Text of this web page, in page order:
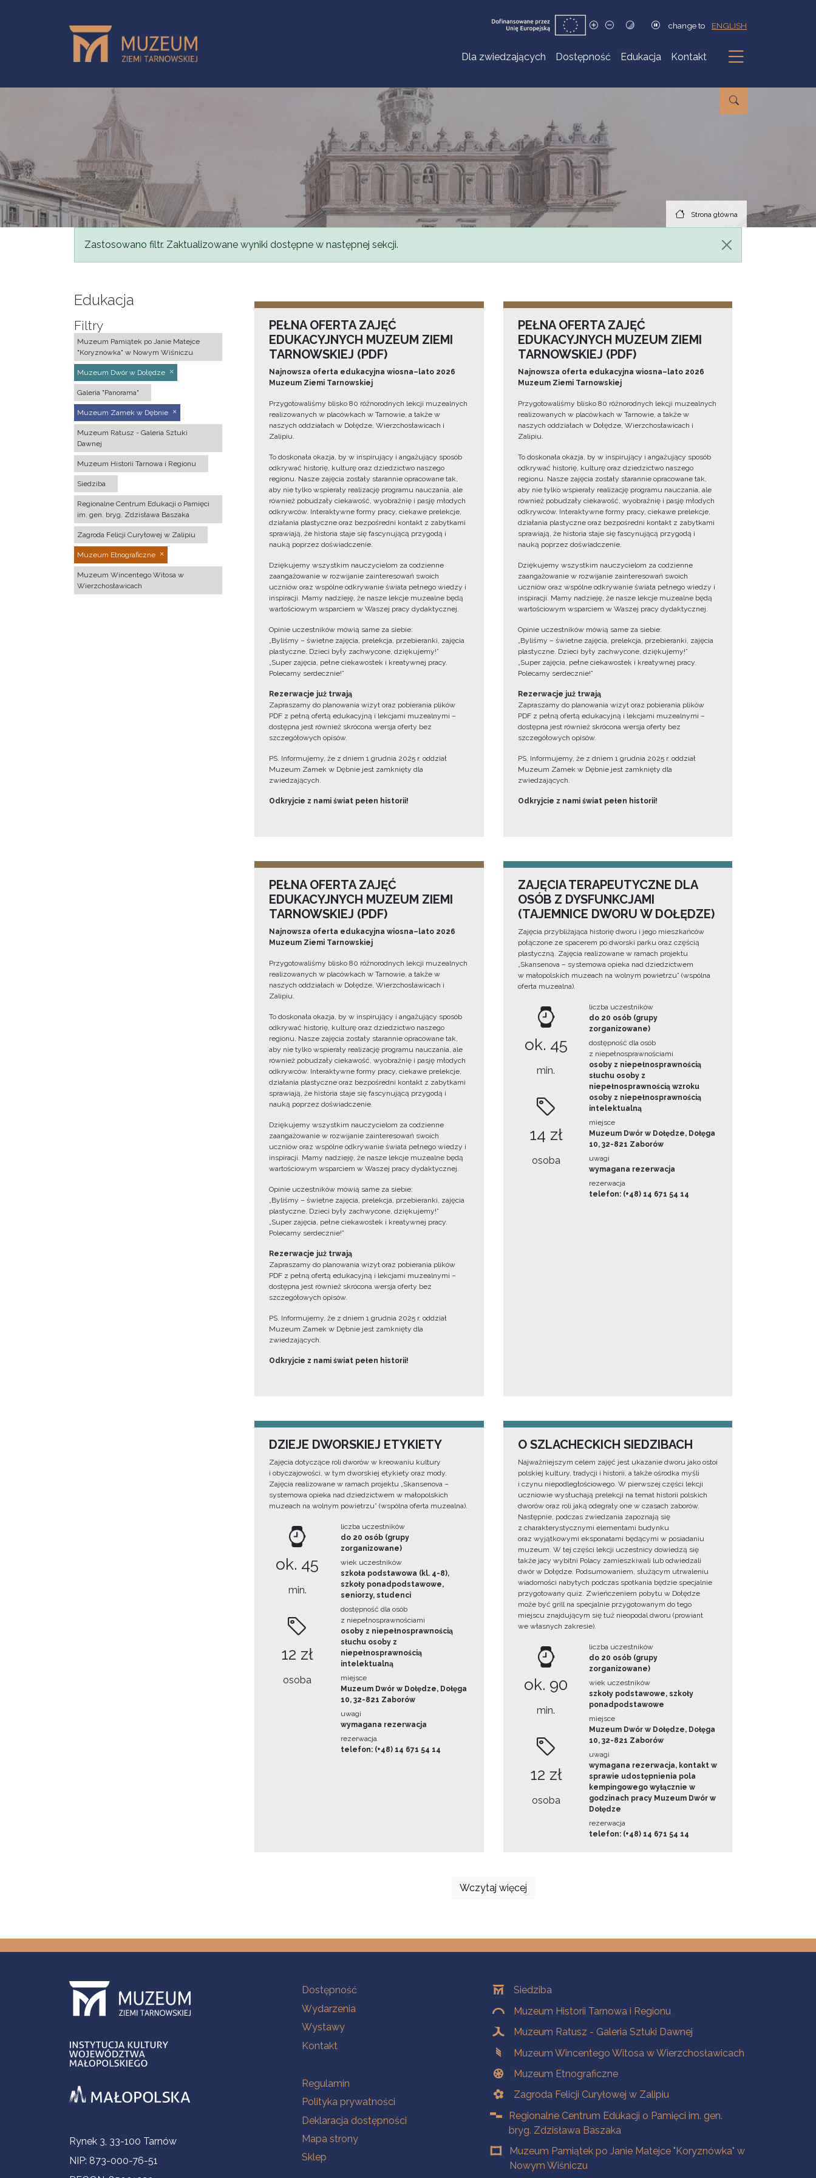
change to ENGLISH
Dla zwiedzających Dostępność Edukacja Kontakt
Podmenu
Strona główna
Komunikat
Zastosowano filtr. Zaktualizowane wyniki dostępne w następnej sekcji.
Edukacja
Filtry
Muzeum Pamiątek po Janie Matejce
"Koryznówka" w Nowym Wiśniczu
Muzeum Dwór w Dołędze
Galeria "Panorama"
Muzeum Zamek w Dębnie
Muzeum Ratusz - Galeria Sztuki
Dawnej
Muzeum Historii Tarnowa i Regionu
Siedziba
Regionalne Centrum Edukacji o Pamięci
im. gen. bryg. Zdzisława Baszaka
Zagroda Felicji Curyłowej w Zalipiu
Muzeum Etnograficzne
Muzeum Wincentego Witosa w
Wierzchosławicach
PEŁNA OFERTA ZAJĘĆ
EDUKACYJNYCH MUZEUM ZIEMI
TARNOWSKIEJ (PDF)
Najnowsza oferta edukacyjna wiosna–lato 2026
Muzeum Ziemi Tarnowskiej
Przygotowaliśmy blisko 80 różnorodnych lekcji muzealnych
realizowanych w placówkach w Tarnowie, a także w
naszych oddziałach w Dołędze, Wierzchosławicach i
Zalipiu.
To doskonała okazja, by w inspirujący i angażujący sposób
odkrywać historię, kulturę oraz dziedzictwo naszego
regionu. Nasze zajęcia zostały starannie opracowane tak,
aby nie tylko wspierały realizację programu nauczania, ale
również pobudzały ciekawość, wyobraźnię i pasję młodych
odkrywców. Interaktywne formy pracy, ciekawe prelekcje,
działania plastyczne oraz bezpośredni kontakt z zabytkami
sprawiają, że historia staje się fascynującą przygodą i
nauką poprzez doświadczenie.
Dziękujemy wszystkim nauczycielom za codzienne
zaangażowanie w rozwijanie zainteresowań swoich
uczniów oraz wspólne odkrywanie świata pełnego wiedzy i
inspiracji. Mamy nadzieję, że nasze lekcje muzealne będą
wartościowym wsparciem w Waszej pracy dydaktycznej.
Opinie uczestników mówią same za siebie:
„Byliśmy – świetne zajęcia, prelekcja, przebieranki, zajęcia
plastyczne. Dzieci były zachwycone, dziękujemy!”
„Super zajęcia, pełne ciekawostek i kreatywnej pracy.
Polecamy serdecznie!”
Rezerwacje już trwają
Zapraszamy do planowania wizyt oraz pobierania plików
PDF z pełną ofertą edukacyjną i lekcjami muzealnymi –
dostępna jest również skrócona wersja oferty bez
szczegółowych opisów.
PS. Informujemy, że z dniem 1 grudnia 2025 r. oddział
Muzeum Zamek w Dębnie jest zamknięty dla
zwiedzających.
Odkryjcie z nami świat pełen historii!
PEŁNA OFERTA ZAJĘĆ
EDUKACYJNYCH MUZEUM ZIEMI
TARNOWSKIEJ (PDF)
Najnowsza oferta edukacyjna wiosna–lato 2026
Muzeum Ziemi Tarnowskiej
Przygotowaliśmy blisko 80 różnorodnych lekcji muzealnych
realizowanych w placówkach w Tarnowie, a także w
naszych oddziałach w Dołędze, Wierzchosławicach i
Zalipiu.
To doskonała okazja, by w inspirujący i angażujący sposób
odkrywać historię, kulturę oraz dziedzictwo naszego
regionu. Nasze zajęcia zostały starannie opracowane tak,
aby nie tylko wspierały realizację programu nauczania, ale
również pobudzały ciekawość, wyobraźnię i pasję młodych
odkrywców. Interaktywne formy pracy, ciekawe prelekcje,
działania plastyczne oraz bezpośredni kontakt z zabytkami
sprawiają, że historia staje się fascynującą przygodą i
nauką poprzez doświadczenie.
Dziękujemy wszystkim nauczycielom za codzienne
zaangażowanie w rozwijanie zainteresowań swoich
uczniów oraz wspólne odkrywanie świata pełnego wiedzy i
inspiracji. Mamy nadzieję, że nasze lekcje muzealne będą
wartościowym wsparciem w Waszej pracy dydaktycznej.
Opinie uczestników mówią same za siebie:
„Byliśmy – świetne zajęcia, prelekcja, przebieranki, zajęcia
plastyczne. Dzieci były zachwycone, dziękujemy!”
„Super zajęcia, pełne ciekawostek i kreatywnej pracy.
Polecamy serdecznie!”
Rezerwacje już trwają
Zapraszamy do planowania wizyt oraz pobierania plików
PDF z pełną ofertą edukacyjną i lekcjami muzealnymi –
dostępna jest również skrócona wersja oferty bez
szczegółowych opisów.
PS. Informujemy, że z dniem 1 grudnia 2025 r. oddział
Muzeum Zamek w Dębnie jest zamknięty dla
zwiedzających.
Odkryjcie z nami świat pełen historii!
PEŁNA OFERTA ZAJĘĆ
EDUKACYJNYCH MUZEUM ZIEMI
TARNOWSKIEJ (PDF)
Najnowsza oferta edukacyjna wiosna–lato 2026
Muzeum Ziemi Tarnowskiej
Przygotowaliśmy blisko 80 różnorodnych lekcji muzealnych
realizowanych w placówkach w Tarnowie, a także w
naszych oddziałach w Dołędze, Wierzchosławicach i
Zalipiu.
To doskonała okazja, by w inspirujący i angażujący sposób
odkrywać historię, kulturę oraz dziedzictwo naszego
regionu. Nasze zajęcia zostały starannie opracowane tak,
aby nie tylko wspierały realizację programu nauczania, ale
również pobudzały ciekawość, wyobraźnię i pasję młodych
odkrywców. Interaktywne formy pracy, ciekawe prelekcje,
działania plastyczne oraz bezpośredni kontakt z zabytkami
sprawiają, że historia staje się fascynującą przygodą i
nauką poprzez doświadczenie.
Dziękujemy wszystkim nauczycielom za codzienne
zaangażowanie w rozwijanie zainteresowań swoich
uczniów oraz wspólne odkrywanie świata pełnego wiedzy i
inspiracji. Mamy nadzieję, że nasze lekcje muzealne będą
wartościowym wsparciem w Waszej pracy dydaktycznej.
Opinie uczestników mówią same za siebie:
„Byliśmy – świetne zajęcia, prelekcja, przebieranki, zajęcia
plastyczne. Dzieci były zachwycone, dziękujemy!”
„Super zajęcia, pełne ciekawostek i kreatywnej pracy.
Polecamy serdecznie!”
Rezerwacje już trwają
Zapraszamy do planowania wizyt oraz pobierania plików
PDF z pełną ofertą edukacyjną i lekcjami muzealnymi –
dostępna jest również skrócona wersja oferty bez
szczegółowych opisów.
PS. Informujemy, że z dniem 1 grudnia 2025 r. oddział
Muzeum Zamek w Dębnie jest zamknięty dla
zwiedzających.
Odkryjcie z nami świat pełen historii!
ZAJĘCIA TERAPEUTYCZNE DLA
OSÓB Z DYSFUNKCJAMI
(TAJEMNICE DWORU W DOŁĘDZE)
Zajęcia przybliżająca historię dworu i jego mieszkańców
połączone ze spacerem po dworski parku oraz częścią
plastyczną. Zajęcia realizowane w ramach projektu
„Skansenova – systemowa opieka nad dziedzictwem
w małopolskich muzeach na wolnym powietrzu” (wspólna
oferta muzealna).
ok. 45
min.
14 zł
osoba
liczba uczestników
do 20 osób (grupy
zorganizowane)
dostępność dla osób
z niepełnosprawnościami
osoby z niepełnosprawnością
słuchu osoby z
niepełnosprawnością wzroku
osoby z niepełnosprawnością
intelektualną
miejsce
Muzeum Dwór w Dołędze, Dołęga
10, 32-821 Zaborów
uwagi
wymagana rezerwacja
rezerwacja
telefon: (+48) 14 671 54 14
DZIEJE DWORSKIEJ ETYKIETY
Zajęcia dotyczące roli dworów w kreowaniu kultury
i obyczajowości, w tym dworskiej etykiety oraz mody.
Zajęcia realizowane w ramach projektu „Skansenova –
systemowa opieka nad dziedzictwem w małopolskich
muzeach na wolnym powietrzu” (wspólna oferta muzealna).
ok. 45
min.
12 zł
osoba
liczba uczestników
do 20 osób (grupy
zorganizowane)
wiek uczestników
szkoła podstawowa (kl. 4-8),
szkoły ponadpodstawowe,
seniorzy, studenci
dostępność dla osób
z niepełnosprawnościami
osoby z niepełnosprawnością
słuchu osoby z
niepełnosprawnością
intelektualną
miejsce
Muzeum Dwór w Dołędze, Dołęga
10, 32-821 Zaborów
uwagi
wymagana rezerwacja
rezerwacja
telefon: (+48) 14 671 54 14
O SZLACHECKICH SIEDZIBACH
Najważniejszym celem zajęć jest ukazanie dworu jako ostoi
polskiej kultury, tradycji i historii, a także ośrodka myśli
i czynu niepodległościowego. W pierwszej części lekcji
uczniowie wysłuchają prelekcji na temat historii polskich
dworów oraz roli jaką odegrały one w czasach zaborów.
Następnie, podczas zwiedzania zapoznają się
z charakterystycznymi elementami budynku
oraz wyjątkowymi eksponatami będącymi w posiadaniu
muzeum. W tej części lekcji uczestnicy dowiedzą się
także jacy wybitni Polacy zamieszkiwali lub odwiedzali
dwór w Dołędze. Podsumowaniem, służącym utrwaleniu
wiadomości nabytych podczas spotkania będzie specjalnie
przygotowany quiz. Zwieńczeniem pobytu w Dołędze
może być grill na specjalnie przygotowanym do tego
miejscu znajdującym się tuż nieopodal dworu (prowiant
we własnych zakresie).
ok. 90
min.
12 zł
osoba
liczba uczestników
do 20 osób (grupy
zorganizowane)
wiek uczestników
szkoły podstawowe, szkoły
ponadpodstawowe
miejsce
Muzeum Dwór w Dołędze, Dołęga
10, 32-821 Zaborów
uwagi
wymagana rezerwacja, kontakt w
sprawie udostępnienia pola
kempingowego wyłącznie w
godzinach pracy Muzeum Dwór w
Dołędze
rezerwacja
telefon: (+48) 14 671 54 14
Wczytaj więcej
Informacje kontaktowe
Rynek 3, 33-100 Tarnów
NIP: 873-000-76-51
Na skróty
Dostępność
Wydarzenia
Wystawy
Kontakt
Na skróty
Regulamin
Polityka prywatności
Deklaracja dostępności
Mapa strony
Sklep
OddziałySiedziba
Muzeum Historii Tarnowa i Regionu
Muzeum Ratusz - Galeria Sztuki Dawnej
Muzeum Wincentego Witosa w Wierzchosławicach
Muzeum Etnograficzne
Zagroda Felicji Curyłowej w Zalipiu
Regionalne Centrum Edukacji o Pamięci im. gen.
bryg. Zdzisława Baszaka
Muzeum Pamiątek po Janie Matejce "Koryznówka" w
Nowym Wiśniczu